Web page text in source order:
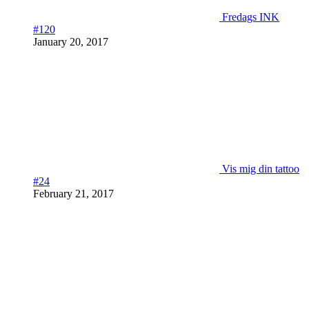
Fredags INK
#120
January 20, 2017
Vis mig din tattoo
#24
February 21, 2017